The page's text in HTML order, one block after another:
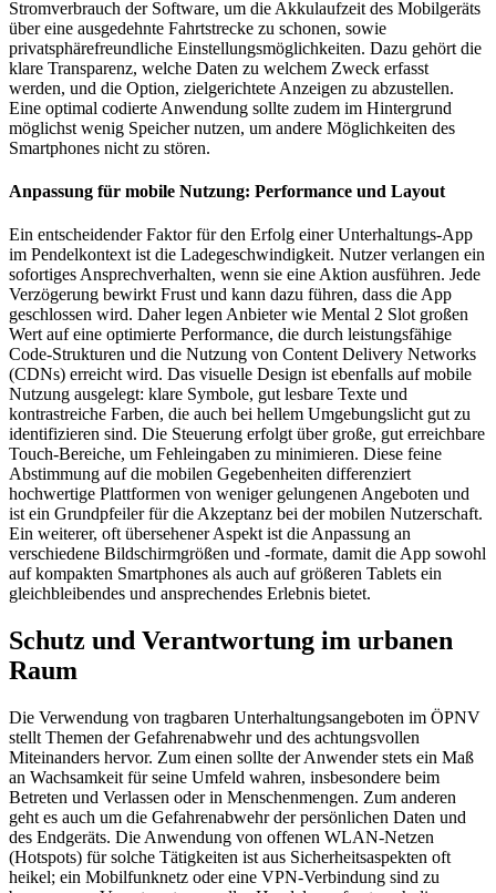
Stromverbrauch der Software, um die Akkulaufzeit des Mobilgeräts
über eine ausgedehnte Fahrtstrecke zu schonen, sowie
privatsphärefreundliche Einstellungsmöglichkeiten. Dazu gehört die
klare Transparenz, welche Daten zu welchem Zweck erfasst
werden, und die Option, zielgerichtete Anzeigen zu abzustellen.
Eine optimal codierte Anwendung sollte zudem im Hintergrund
möglichst wenig Speicher nutzen, um andere Möglichkeiten des
Smartphones nicht zu stören.
Anpassung für mobile Nutzung: Performance und Layout
Ein entscheidender Faktor für den Erfolg einer Unterhaltungs-App
im Pendelkontext ist die Ladegeschwindigkeit. Nutzer verlangen ein
sofortiges Ansprechverhalten, wenn sie eine Aktion ausführen. Jede
Verzögerung bewirkt Frust und kann dazu führen, dass die App
geschlossen wird. Daher legen Anbieter wie Mental 2 Slot großen
Wert auf eine optimierte Performance, die durch leistungsfähige
Code-Strukturen und die Nutzung von Content Delivery Networks
(CDNs) erreicht wird. Das visuelle Design ist ebenfalls auf mobile
Nutzung ausgelegt: klare Symbole, gut lesbare Texte und
kontrastreiche Farben, die auch bei hellem Umgebungslicht gut zu
identifizieren sind. Die Steuerung erfolgt über große, gut erreichbare
Touch-Bereiche, um Fehleingaben zu minimieren. Diese feine
Abstimmung auf die mobilen Gegebenheiten differenziert
hochwertige Plattformen von weniger gelungenen Angeboten und
ist ein Grundpfeiler für die Akzeptanz bei der mobilen Nutzerschaft.
Ein weiterer, oft übersehener Aspekt ist die Anpassung an
verschiedene Bildschirmgrößen und -formate, damit die App sowohl
auf kompakten Smartphones als auch auf größeren Tablets ein
gleichbleibendes und ansprechendes Erlebnis bietet.
Schutz und Verantwortung im urbanen
Raum
Die Verwendung von tragbaren Unterhaltungsangeboten im ÖPNV
stellt Themen der Gefahrenabwehr und des achtungsvollen
Miteinanders hervor. Zum einen sollte der Anwender stets ein Maß
an Wachsamkeit für seine Umfeld wahren, insbesondere beim
Betreten und Verlassen oder in Menschenmengen. Zum anderen
geht es auch um die Gefahrenabwehr der persönlichen Daten und
des Endgeräts. Die Anwendung von offenen WLAN-Netzen
(Hotspots) für solche Tätigkeiten ist aus Sicherheitsaspekten oft
heikel; ein Mobilfunknetz oder eine VPN-Verbindung sind zu